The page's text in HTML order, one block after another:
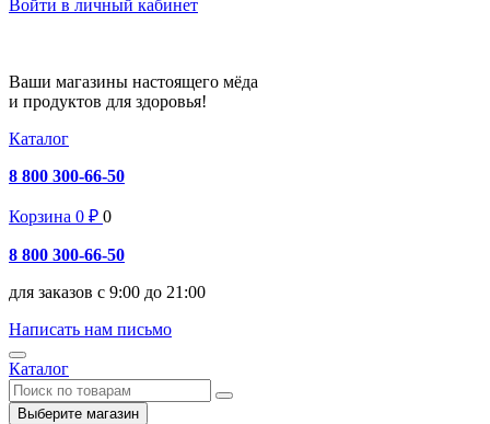
Войти в личный кабинет
Ваши магазины настоящего мёда
и продуктов для здоровья!
Каталог
8 800 300-66-50
Корзина 0 ₽ 0
8 800 300-66-50
для заказов с 9:00 до 21:00
Написать нам письмо
Каталог
Выберите магазин